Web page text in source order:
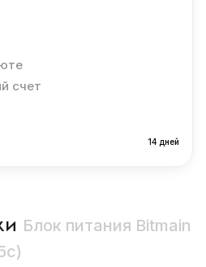
счет
14 дней
Блок питания Bitmain